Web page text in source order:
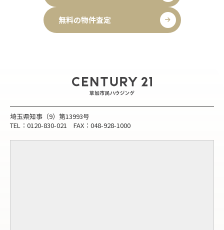
無料の物件査定
埼玉県知事（9）第13993号
TEL：0120-830-021 FAX：048-928-1000